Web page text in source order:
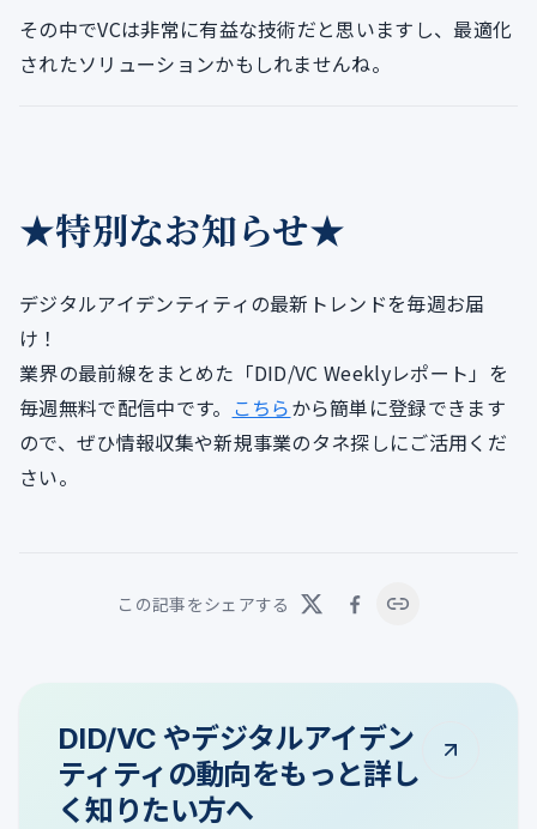
その中でVCは非常に有益な技術だと思いますし、最適化
されたソリューションかもしれませんね。
★特別なお知らせ★
デジタルアイデンティティの最新トレンドを毎週お届
け！
業界の最前線をまとめた「DID/VC Weeklyレポート」を
毎週無料で配信中です。 こちらから簡単に登録できます
ので、ぜひ情報収集や新規事業のタネ探しにご活用くだ
さい。
この記事をシェアする
DID/VC やデジタルアイデン
ティティの動向をもっと詳し
く知りたい方へ